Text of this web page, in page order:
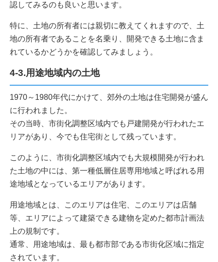
認してみるのも良いと思います。
特に、土地の所有者には親切に教えてくれますので、土
地の所有者であることを名乗り、開発できる土地に含ま
れているかどうかを確認してみましょう。
4-3.用途地域内の土地
1970～1980年代にかけて、郊外の土地は住宅開発が盛ん
に行われました。
その当時、市街化調整区域内でも戸建開発が行われたエ
リアがあり、今でも住宅街として残っています。
このように、市街化調整区域内でも大規模開発が行われ
た土地の中には、第一種低層住居専用地域と呼ばれる用
途地域となっているエリアがあります。
用途地域とは、このエリアは住宅、このエリアは店舗
等、エリアによって建築できる建物を定めた都市計画法
上の規制です。
通常、用途地域は、最も都市部である市街化区域に指定
されています。